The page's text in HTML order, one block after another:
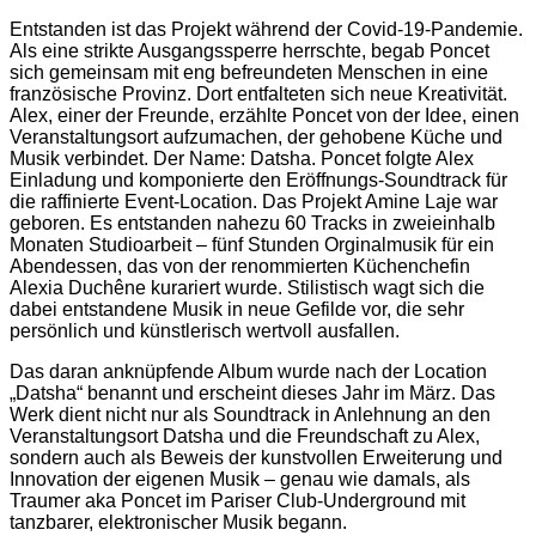
Entstanden ist das Projekt während der Covid-19-Pandemie.
Als eine strikte Ausgangssperre herrschte, begab Poncet
sich gemeinsam mit eng befreundeten Menschen in eine
französische Provinz. Dort entfalteten sich neue Kreativität.
Alex, einer der Freunde, erzählte Poncet von der Idee, einen
Veranstaltungsort aufzumachen, der gehobene Küche und
Musik verbindet. Der Name: Datsha. Poncet folgte Alex
Einladung und komponierte den Eröffnungs-Soundtrack für
die raffinierte Event-Location. Das Projekt Amine Laje war
geboren. Es entstanden nahezu 60 Tracks in zweieinhalb
Monaten Studioarbeit – fünf Stunden Orginalmusik für ein
Abendessen, das von der renommierten Küchenchefin
Alexia Duchêne kurariert wurde. Stilistisch wagt sich die
dabei entstandene Musik in neue Gefilde vor, die sehr
persönlich und künstlerisch wertvoll ausfallen.
Das daran anknüpfende Album wurde nach der Location
„Datsha“ benannt und erscheint dieses Jahr im März. Das
Werk dient nicht nur als Soundtrack in Anlehnung an den
Veranstaltungsort Datsha und die Freundschaft zu Alex,
sondern auch als Beweis der kunstvollen Erweiterung und
Innovation der eigenen Musik – genau wie damals, als
Traumer aka Poncet im Pariser Club-Underground mit
tanzbarer, elektronischer Musik begann.